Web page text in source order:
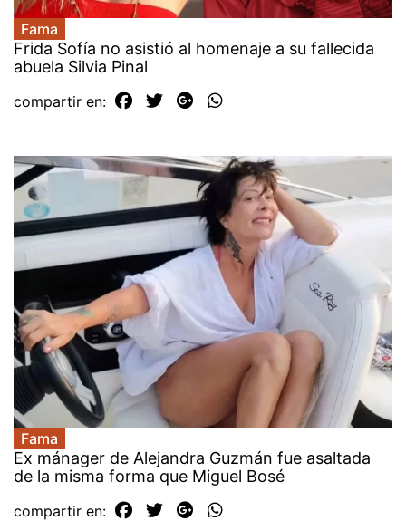
Fama
Frida Sofía no asistió al homenaje a su fallecida
abuela Silvia Pinal
compartir en:
Fama
Ex mánager de Alejandra Guzmán fue asaltada
de la misma forma que Miguel Bosé
compartir en: